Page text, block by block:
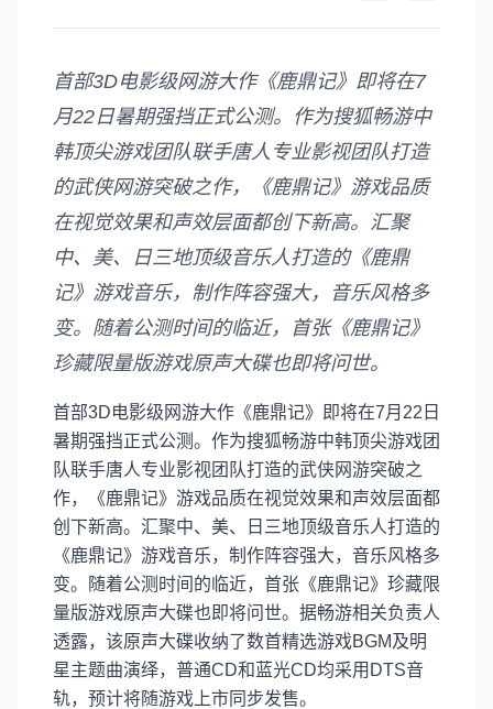
首部3D电影级网游大作《鹿鼎记》即将在7
月22日暑期强挡正式公测。作为搜狐畅游中
韩顶尖游戏团队联手唐人专业影视团队打造
的武侠网游突破之作，《鹿鼎记》游戏品质
在视觉效果和声效层面都创下新高。汇聚
中、美、日三地顶级音乐人打造的《鹿鼎
记》游戏音乐，制作阵容强大，音乐风格多
变。随着公测时间的临近，首张《鹿鼎记》
珍藏限量版游戏原声大碟也即将问世。
首部3D电影级网游大作《鹿鼎记》即将在7月22日
暑期强挡正式公测。作为搜狐畅游中韩顶尖游戏团
队联手唐人专业影视团队打造的武侠网游突破之
作，《鹿鼎记》游戏品质在视觉效果和声效层面都
创下新高。汇聚中、美、日三地顶级音乐人打造的
《鹿鼎记》游戏音乐，制作阵容强大，音乐风格多
变。随着公测时间的临近，首张《鹿鼎记》珍藏限
量版游戏原声大碟也即将问世。据畅游相关负责人
透露，该原声大碟收纳了数首精选游戏BGM及明
星主题曲演绎，普通CD和蓝光CD均采用DTS音
轨，预计将随游戏上市同步发售。